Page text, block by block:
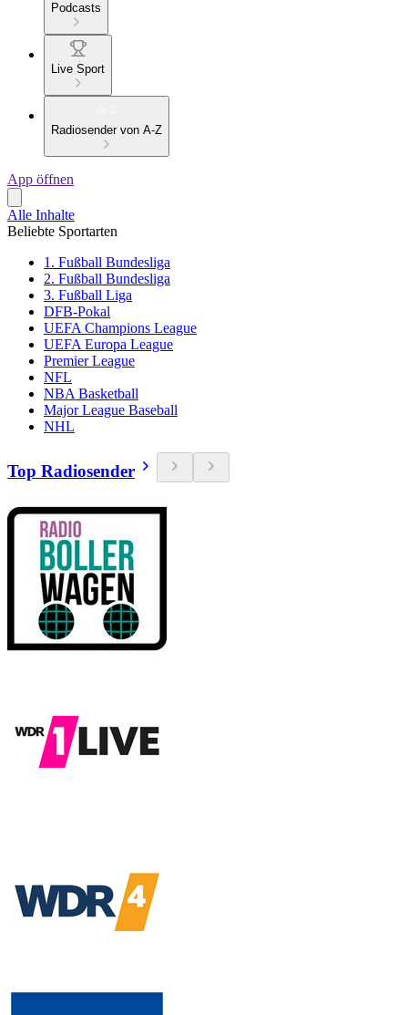
Podcasts
Live Sport
Radiosender von A-Z
App öffnen
Alle Inhalte
Beliebte Sportarten
1. Fußball Bundesliga
2. Fußball Bundesliga
3. Fußball Liga
DFB-Pokal
UEFA Champions League
UEFA Europa League
Premier League
NFL
NBA Basketball
Major League Baseball
NHL
Top Radiosender